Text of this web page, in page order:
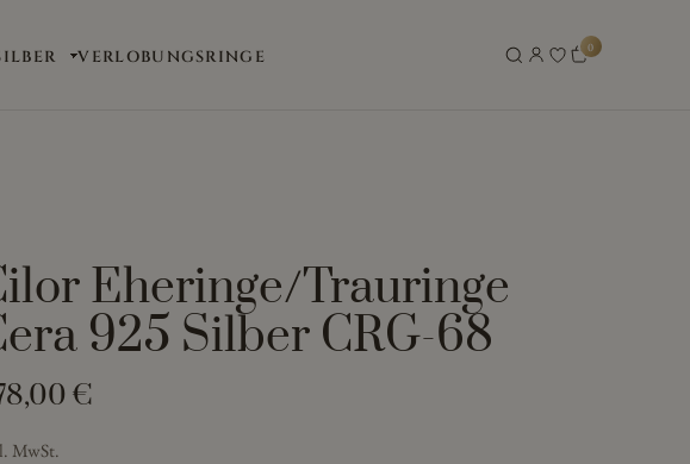
VERLOBUNGSRINGE 0
Eheringe/Trauringe
925 Silber CRG-68
€
MwSt.